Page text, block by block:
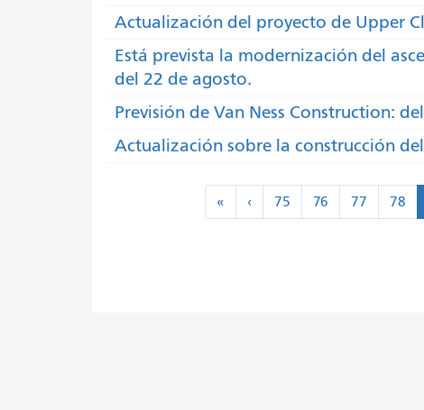
Actualización del proyecto de Upper
Está prevista la modernización del
del 22 de agosto.
Previsión de Van Ness Construction:
Actualización sobre la construcción
««
Primero
‹‹
Anterior
75 76 77 78